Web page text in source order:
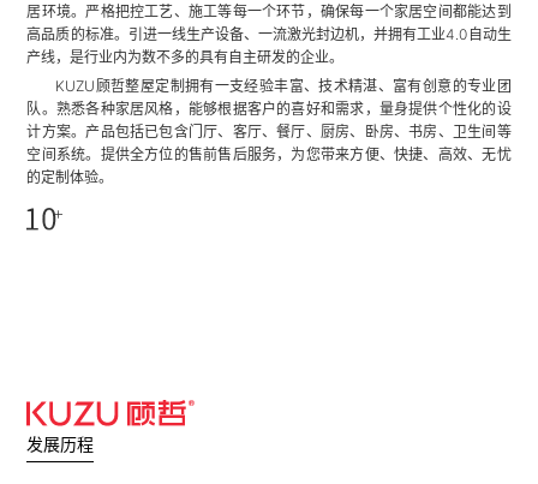
居环境。严格把控工艺、施工等每一个环节，确保每一个家居空间都能达到
高品质的标准。引进一线生产设备、一流激光封边机，并拥有工业4.0自动生
产线，是行业内为数不多的具有自主研发的企业。
KUZU顾哲整屋定制拥有一支经验丰富、技术精湛、富有创意的专业团
队。熟悉各种家居风格，能够根据客户的喜好和需求，量身提供个性化的设
计方案。产品包括已包含门厅、客厅、餐厅、厨房、卧房、书房、卫生间等
空间系统。提供全方位的售前售后服务，为您带来方便、快捷、高效、无忧
的定制体验。
发展历程